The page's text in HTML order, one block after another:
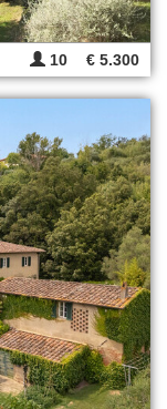
10 € 5.300